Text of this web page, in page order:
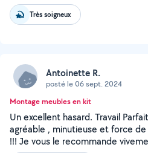
Très soigneux
Antoinette R.
posté le 06 sept. 2024
Montage meubles en kit
Un excellent hasard. Travail
agréable , minutieuse et force de
!!! Je vous le recommande